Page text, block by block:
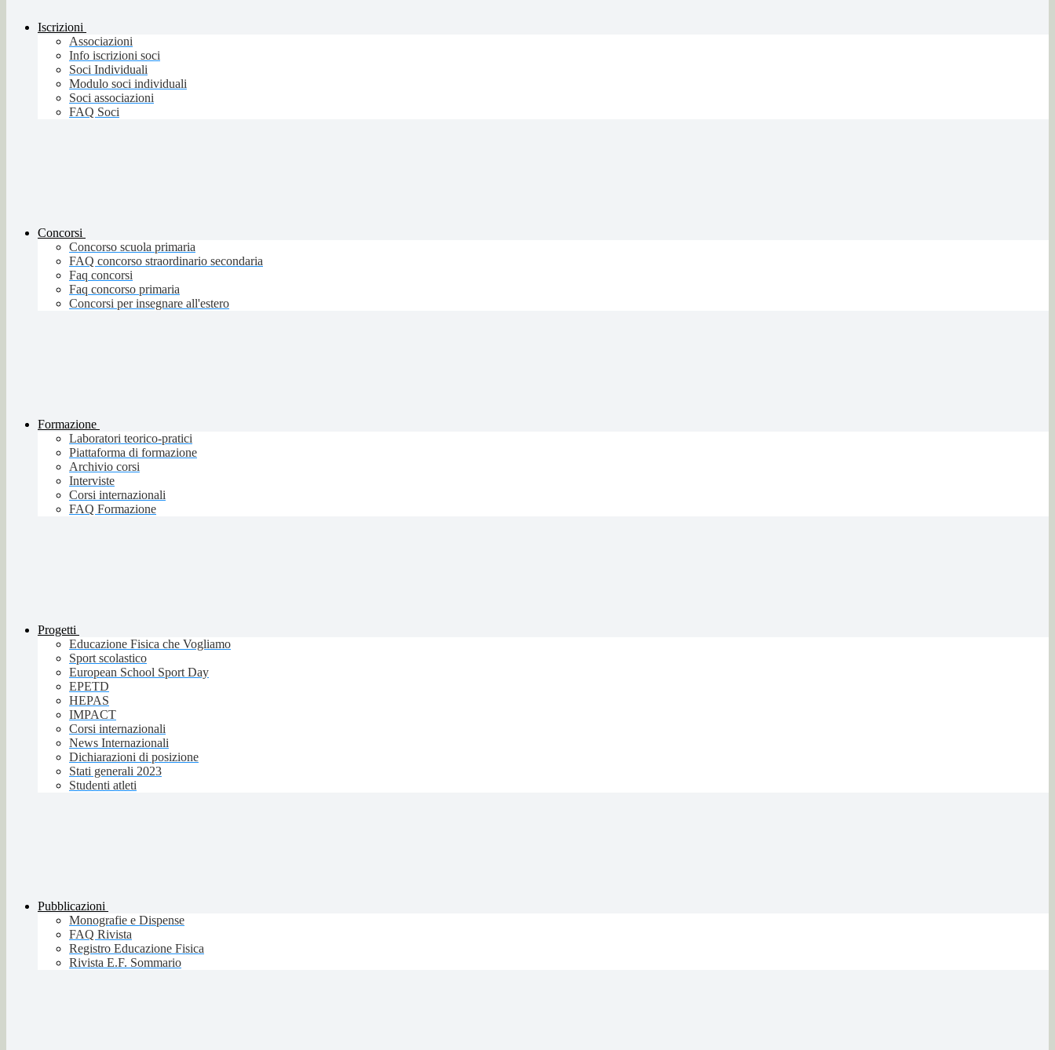
Iscrizioni
Associazioni
Info iscrizioni soci
Soci Individuali
Modulo soci individuali
Soci associazioni
FAQ Soci
Concorsi
Concorso scuola primaria
FAQ concorso straordinario secondaria
Faq concorsi
Faq concorso primaria
Concorsi per insegnare all'estero
Formazione
Laboratori teorico-pratici
Piattaforma di formazione
Archivio corsi
Interviste
Corsi internazionali
FAQ Formazione
Progetti
Educazione Fisica che Vogliamo
Sport scolastico
European School Sport Day
EPETD
HEPAS
IMPACT
Corsi internazionali
News Internazionali
Dichiarazioni di posizione
Stati generali 2023
Studenti atleti
Pubblicazioni
Monografie e Dispense
FAQ Rivista
Registro Educazione Fisica
Rivista E.F. Sommario